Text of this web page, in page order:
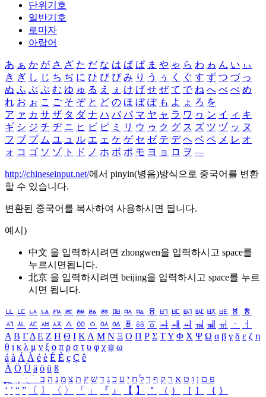
단위기호
일반기호
로마자
아랍어
あ ぁ か が さ ざ た だ な は ば ぱ ま や ゃ ら わ ゎ ん い ぃ
き ぎ し じ ち ぢ に ひ び ぴ み り う ぅ く ぐ す ず つ づ っ
ぬ ふ ぶ ぷ む ゆ ゅ る え ぇ け げ せ ぜ て で ね へ べ ぺ め
れ お ぉ こ ご そ ぞ と ど の ほ ぼ ぽ も よ ょ ろ を
ア ァ カ サ ザ タ ダ ナ ハ バ パ マ ヤ ャ ラ ワ ヮ ン イ ィ キ
ギ シ ジ チ ヂ ニ ヒ ビ ピ ミ リ ウ ゥ ク グ ス ズ ツ ヅ ッ ヌ
フ ブ プ ム ユ ュ ル エ ェ ケ ゲ セ ゼ テ デ ヘ ベ ペ メ レ オ
ォ コ ゴ ソ ゾ ト ド ノ ホ ボ ポ モ ヨ ョ ロ ヲ ―
http://chineseinput.net/에서 pinyin(병음)방식으로 중국어를 변환
할 수 있습니다.
변환된 중국어를 복사하여 사용하시면 됩니다.
예시)
中文 을 입력하시려면 zhongwen을 입력하시고 space를
누르시면됩니다.
北京 을 입력하시려면 beijing을 입력하시고 space를 누르
시면 됩니다.
ㅥ ㅦ ㅧ ㅨ ㅩ ㅪ ㅫ ㅬ ㅭ ㅮ ㅯ ㅰ ㅱ ㅲ ㅳ ㅴ ㅵ ㅶ ㅷ ㅸ
ㅹ
ㅺ ㅻ ㅼ ㅽ ㅾ ㅿ ㆀ ㆁ ㆂ ㆃ ㆄ ㆅ ㆆ ㆇ ㆈ ㆉ ㆊ ㆋ ㆌ ㆍ
ㆎ
Α Β ΓΔ Ε Ζ Η Θ Ι ΚΛ Μ Ν Ξ Ο Π Ρ Σ ΤΥ Φ Χ Ψ Ω α β γ δ ε ζ η
θ ι κ λ μ ν ξ ο π ρ σ τ υ φ χ ψ ω
á à Á À é è É È ç Ç ê
Ä Ö Ü ä ö ü ß
ִֶֹ ֻּ ׁׂ פ ם ן ו ט א ר ק ף ך ל ח י ע כ ג ד ש ץ ת צ מ נ ה ב
‘ ’ “ ” 〔 〕 〈 〉 「 」 『 』 【 】 ＂ （ ） ［ ］ ｛ ｝